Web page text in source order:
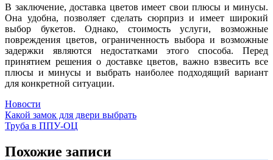
В заключение, доставка цветов имеет свои плюсы и минусы.
Она удобна, позволяет сделать сюрприз и имеет широкий
выбор букетов. Однако, стоимость услуги, возможные
повреждения цветов, ограниченность выбора и возможные
задержки являются недостатками этого способа. Перед
принятием решения о доставке цветов, важно взвесить все
плюсы и минусы и выбрать наиболее подходящий вариант
для конкретной ситуации.
Новости
Навигация
по
записям
Какой замок для двери выбрать
Труба в ППУ-ОЦ
Похожие записи